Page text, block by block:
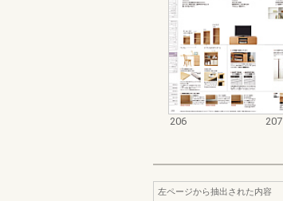
206 207
左ページから抽出された内容